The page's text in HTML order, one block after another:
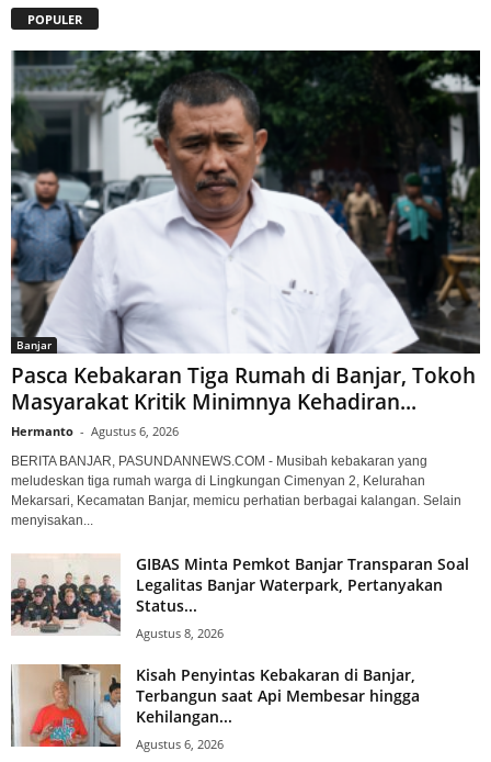
POPULER
Banjar
Pasca Kebakaran Tiga Rumah di Banjar, Tokoh
Masyarakat Kritik Minimnya Kehadiran...
Hermanto - Agustus 6, 2026
BERITA BANJAR, PASUNDANNEWS.COM - Musibah kebakaran yang
meludeskan tiga rumah warga di Lingkungan Cimenyan 2, Kelurahan
Mekarsari, Kecamatan Banjar, memicu perhatian berbagai kalangan. Selain
menyisakan...
GIBAS Minta Pemkot Banjar Transparan Soal
Legalitas Banjar Waterpark, Pertanyakan
Status...
Agustus 8, 2026
Kisah Penyintas Kebakaran di Banjar,
Terbangun saat Api Membesar hingga
Kehilangan...
Agustus 6, 2026